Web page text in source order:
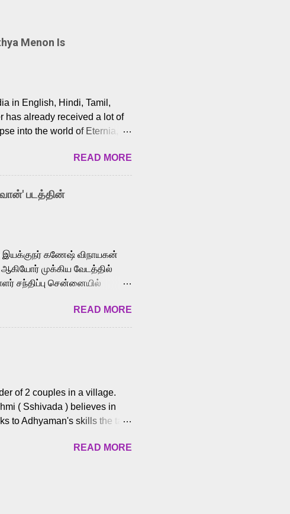
Menon Is
in English, Hindi, Tamil,
has already received a lot of
into the world of Eternia,
by celebrated playback
Known for memorable songs
Andhi” from 7 Aum Arivu,
languages, making him
memorable
READ MORE
படத்தின்
இயக்குநர் கணேஷ் விநாயகன்
முக்கிய வேடத்தில்
சந்திப்பு சென்னையில்
பேபி கிருத்திகா,
சுகுமார் ஒளிப்பதிவு
லால்குடி
பணிகளை
இந்தத் திரைப்படத்தை 90
READ MORE
of 2 couples in a village.
( Sshivada ) believes in
to Adhyaman's skills the task
dating back to 1995.
the cops and villainous
READ MORE